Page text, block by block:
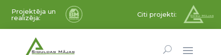
Projektēja un
realizēja:
Citi projekti: